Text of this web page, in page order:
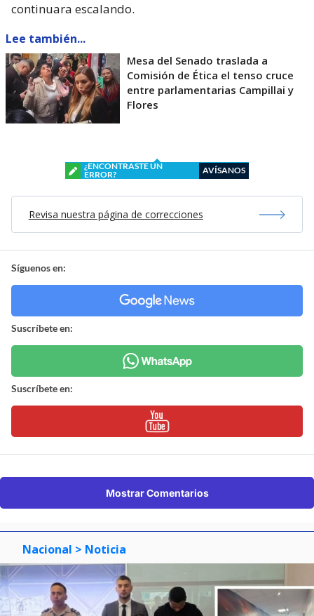
continuara escalando.
Lee también...
Mesa del Senado traslada a
Comisión de Ética el tenso cruce
entre parlamentarias Campillai y
Flores
¿ENCONTRASTE UN
ERROR?
AVÍSANOS
Revisa nuestra página de correcciones
Síguenos en:
Suscríbete en:
Suscríbete en:
Mostrar Comentarios
Nacional > Noticia